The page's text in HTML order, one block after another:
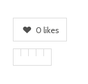
0 likes